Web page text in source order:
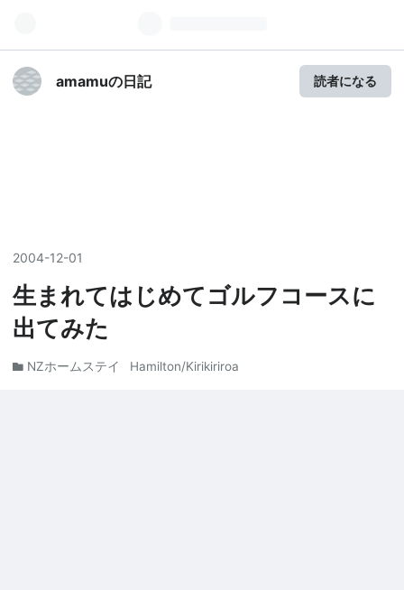
amamuの日記 読者になる
2004-12-01
生まれてはじめてゴルフコースに
出てみた
NZホームステイ Hamilton/Kirikiriroa